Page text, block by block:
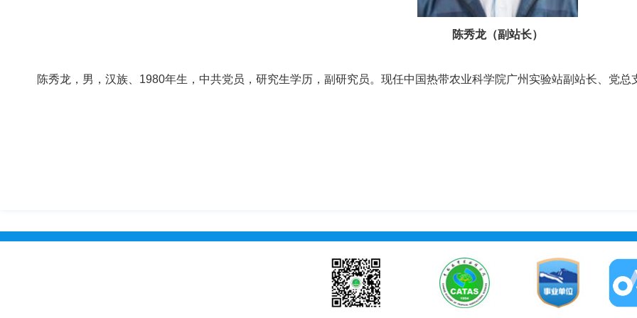
陈秀龙（副站长）
陈秀龙，男，汉族、1980年生，中共党员，研究生学历，副研究员。现任中国热带农业科学院广州实验站副站长、党总